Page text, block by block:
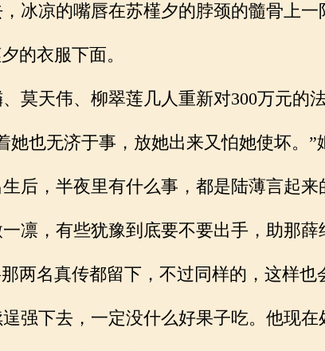
冰凉的嘴唇在苏槿夕的脖颈的髓骨上一
的衣服下面。
莫天伟、柳翠莲几人重新对300万元的法
也无济于事，放她出来又怕她使坏。”
后，半夜里有什么事，都是陆薄言起来
凛，有些犹豫到底要不要出手，助那薛
两名真传都留下，不过同样的，这样也
强下去，一定没什么好果子吃。他现在